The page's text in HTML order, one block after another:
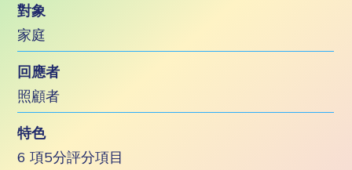
對象
家庭
回應者
照顧者
特色
6 項5分評分項目